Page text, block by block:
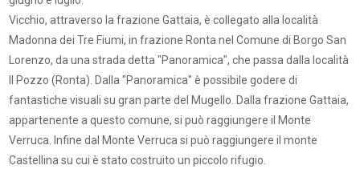
Vicchio, attraverso la frazione Gattaia, è collegato alla località
Madonna dei Tre Fiumi, in frazione Ronta nel Comune di Borgo San
Lorenzo, da una strada detta "Panoramica", che passa dalla località
Il Pozzo (Ronta). Dalla "Panoramica" è possibile godere di
fantastiche visuali su gran parte del Mugello. Dalla frazione Gattaia,
appartenente a questo comune, si può raggiungere il Monte
Verruca. Infine dal Monte Verruca si può raggiungere il monte
Castellina su cui è stato costruito un piccolo rifugio.